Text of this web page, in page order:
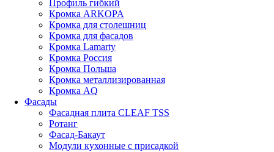
Профиль гибкий
Кромка ARKOPA
Кромка для столешниц
Кромка для фасадов
Кромка Lamarty
Кромка Россия
Кромка Польша
Кромка металлизированная
Кромка AQ
Фасады
Фасадная плита CLEAF TSS
Ротанг
Фасад-Бакаут
Модули кухонные с присадкой